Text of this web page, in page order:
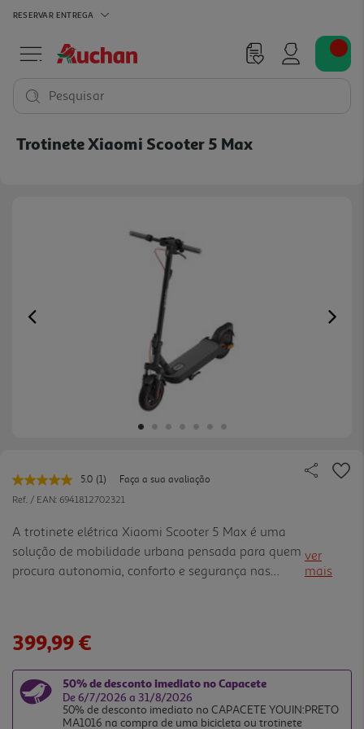
RESERVAR ENTREGA
Pesquisar
Trotinete Xiaomi Scooter 5 Max
Previous
5.0 Leu
uma
Link
para
a
mesma
página.
(1)
Faça a sua avaliação
Ref. / EAN: 6941812702321
A trotinete elétrica Xiaomi Scooter 5 Max é uma
solução de mobilidade urbana pensada para quem
procura autonomia, conforto e segurança nas
casatrabalho e viagens urbanas mais longas. A
potência máxima de 1000W ajuda a garantir uma
condução fluida e mais confiante em cidade. O
ecrã LED mostra informações úteis como
ver
mais
399,99 €
50% de desconto imediato no Capacete
De 6/7/2026 a 31/8/2026
50% de desconto imediato no CAPACETE YOUIN:PRETO
MA1016 na compra de uma bicicleta ou trotinete